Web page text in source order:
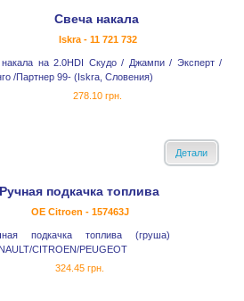
Свеча накала
Iskra - 11 721 732
на 2.0HDI Скудо / Джампи / Эксперт /
/Партнер 99- (Iskra, Словения)
278.10 грн.
Детали
Ручная подкачка топлива
OE Citroen - 157463J
подкачка топлива (груша)
CITROEN/PEUGEOT
324.45 грн.